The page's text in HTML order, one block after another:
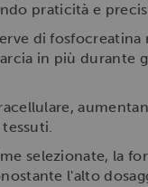
praticità e
di
in più durante
selezionate, la
l'alto